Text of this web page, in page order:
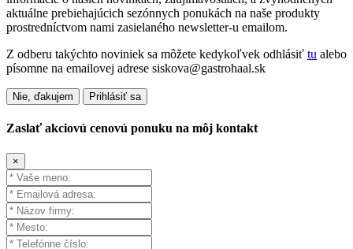
aktuálne prebiehajúcich sezónnych ponukách na naše produkty
prostredníctvom nami zasielaného newsletter-u emailom.
Z odberu takýchto noviniek sa môžete kedykoľvek odhlásiť tu alebo
písomne na emailovej adrese siskova@gastrohaal.sk
Nie, ďakujem Prihlásiť sa
Zaslať akciovú cenovú ponuku na môj kontakt
×